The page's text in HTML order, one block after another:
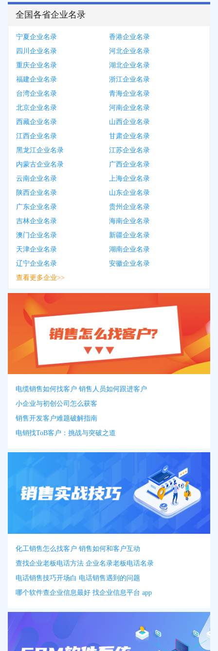
全国各省企业名录
宁夏企业名录
香港企业名录
四川企业名录
河北企业名录
重庆企业名录
湖北企业名录
福建企业名录
浙江企业名录
台湾企业名录
青海企业名录
北京企业名录
河南企业名录
西藏企业名录
山西企业名录
江西企业名录
甘肃企业名录
黑龙江企业名录
江苏企业名录
内蒙古企业名录
广西企业名录
云南企业名录
上海企业名录
陕西企业名录
山东企业名录
广东企业名录
贵州企业名录
吉林企业名录
海南企业名录
澳门企业名录
新疆企业名录
天津企业名录
湖南企业名录
辽宁企业名录
安徽企业名录
查看更多企业>>
电缆销售如何找客户 销售人员如何跟进客户
小企业与初创公司怎么获客
销售开发客户难题破解指南
电销找ToB客户：挑战与突破之道
化工销售怎么找客户 销售如何和客户互动
查找企业老板电话方法 企业名录老板电话名录
电话销售技巧开场白 电话销售遇到的问题
哪个软件查企业信息最好 找企业信息平台 app